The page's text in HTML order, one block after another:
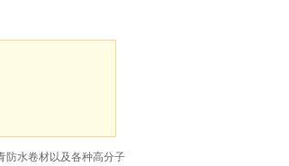
防水卷材以及各种高分子